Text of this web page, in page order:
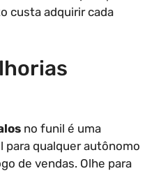
custa adquirir cada
no funil é uma
para qualquer autônomo
de vendas. Olhe para